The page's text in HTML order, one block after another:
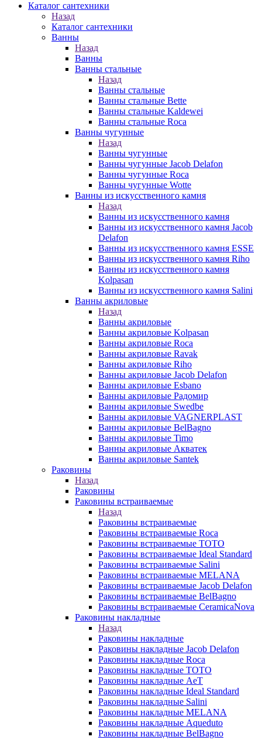
Каталог сантехники
Назад
Каталог сантехники
Ванны
Назад
Ванны
Ванны стальные
Назад
Ванны стальные
Ванны стальные Bette
Ванны стальные Kaldewei
Ванны стальные Roca
Ванны чугунные
Назад
Ванны чугунные
Ванны чугунные Jacob Delafon
Ванны чугунные Roca
Ванны чугунные Wotte
Ванны из искусственного камня
Назад
Ванны из искусственного камня
Ванны из искусственного камня Jacob
Delafon
Ванны из искусственного камня ESSE
Ванны из искусственного камня Riho
Ванны из искусственного камня
Kolpasan
Ванны из искусственного камня Salini
Ванны акриловые
Назад
Ванны акриловые
Ванны акриловые Kolpasan
Ванны акриловые Roca
Ванны акриловые Ravak
Ванны акриловые Riho
Ванны акриловые Jacob Delafon
Ванны акриловые Esbano
Ванны акриловые Радомир
Ванны акриловые Swedbe
Ванны акриловые VAGNERPLAST
Ванны акриловые BelBagno
Ванны акриловые Timo
Ванны акриловые Акватек
Ванны акриловые Santek
Раковины
Назад
Раковины
Раковины встраиваемые
Назад
Раковины встраиваемые
Раковины встраиваемые Roca
Раковины встраиваемые TOTO
Раковины встраиваемые Ideal Standard
Раковины встраиваемые Salini
Раковины встраиваемые MELANA
Раковины встраиваемые Jacob Delafon
Раковины встраиваемые BelBagno
Раковины встраиваемые CeramicaNova
Раковины накладные
Назад
Раковины накладные
Раковины накладные Jacob Delafon
Раковины накладные Roca
Раковины накладные TOTO
Раковины накладные AeT
Раковины накладные Ideal Standard
Раковины накладные Salini
Раковины накладные MELANA
Раковины накладные Aqueduto
Раковины накладные BelBagno